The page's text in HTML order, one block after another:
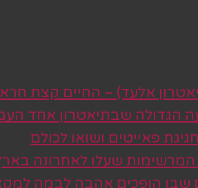
אלעד) – החיים קצת
הגדולה שבתיאטרון אחד
פאייטים ושואו לכולם
המרשימות שעלו לאחרונה
שבו הופכים אהבה לבמה